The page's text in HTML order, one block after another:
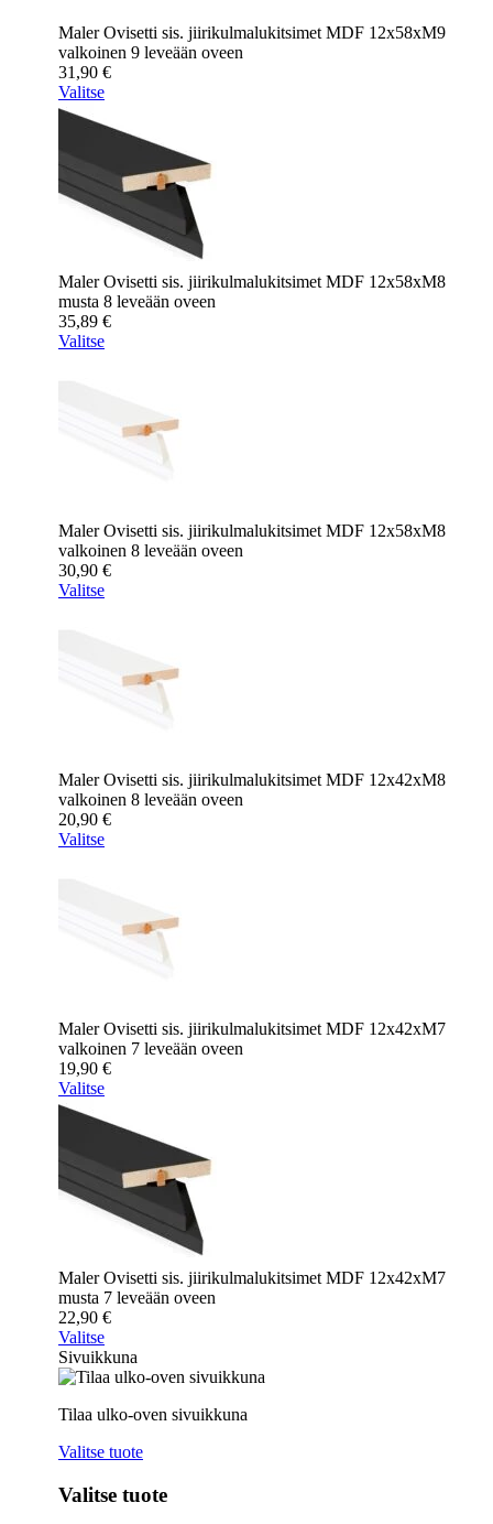
Maler Ovisetti sis. jiirikulmalukitsimet MDF 12x58xM9
valkoinen 9 leveään oveen
31,90 €
Valitse
Maler Ovisetti sis. jiirikulmalukitsimet MDF 12x58xM8
musta 8 leveään oveen
35,89 €
Valitse
Maler Ovisetti sis. jiirikulmalukitsimet MDF 12x58xM8
valkoinen 8 leveään oveen
30,90 €
Valitse
Maler Ovisetti sis. jiirikulmalukitsimet MDF 12x42xM8
valkoinen 8 leveään oveen
20,90 €
Valitse
Maler Ovisetti sis. jiirikulmalukitsimet MDF 12x42xM7
valkoinen 7 leveään oveen
19,90 €
Valitse
Maler Ovisetti sis. jiirikulmalukitsimet MDF 12x42xM7
musta 7 leveään oveen
22,90 €
Valitse
Sivuikkuna
Tilaa ulko-oven sivuikkuna
Valitse tuote
Valitse tuote